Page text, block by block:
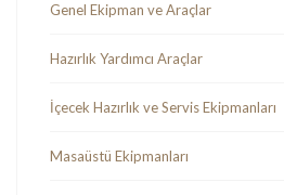
Genel Ekipman ve Araçlar
Hazırlık Yardımcı Araçlar
İçecek Hazırlık ve Servis Ekipmanları
Masaüstü Ekipmanları